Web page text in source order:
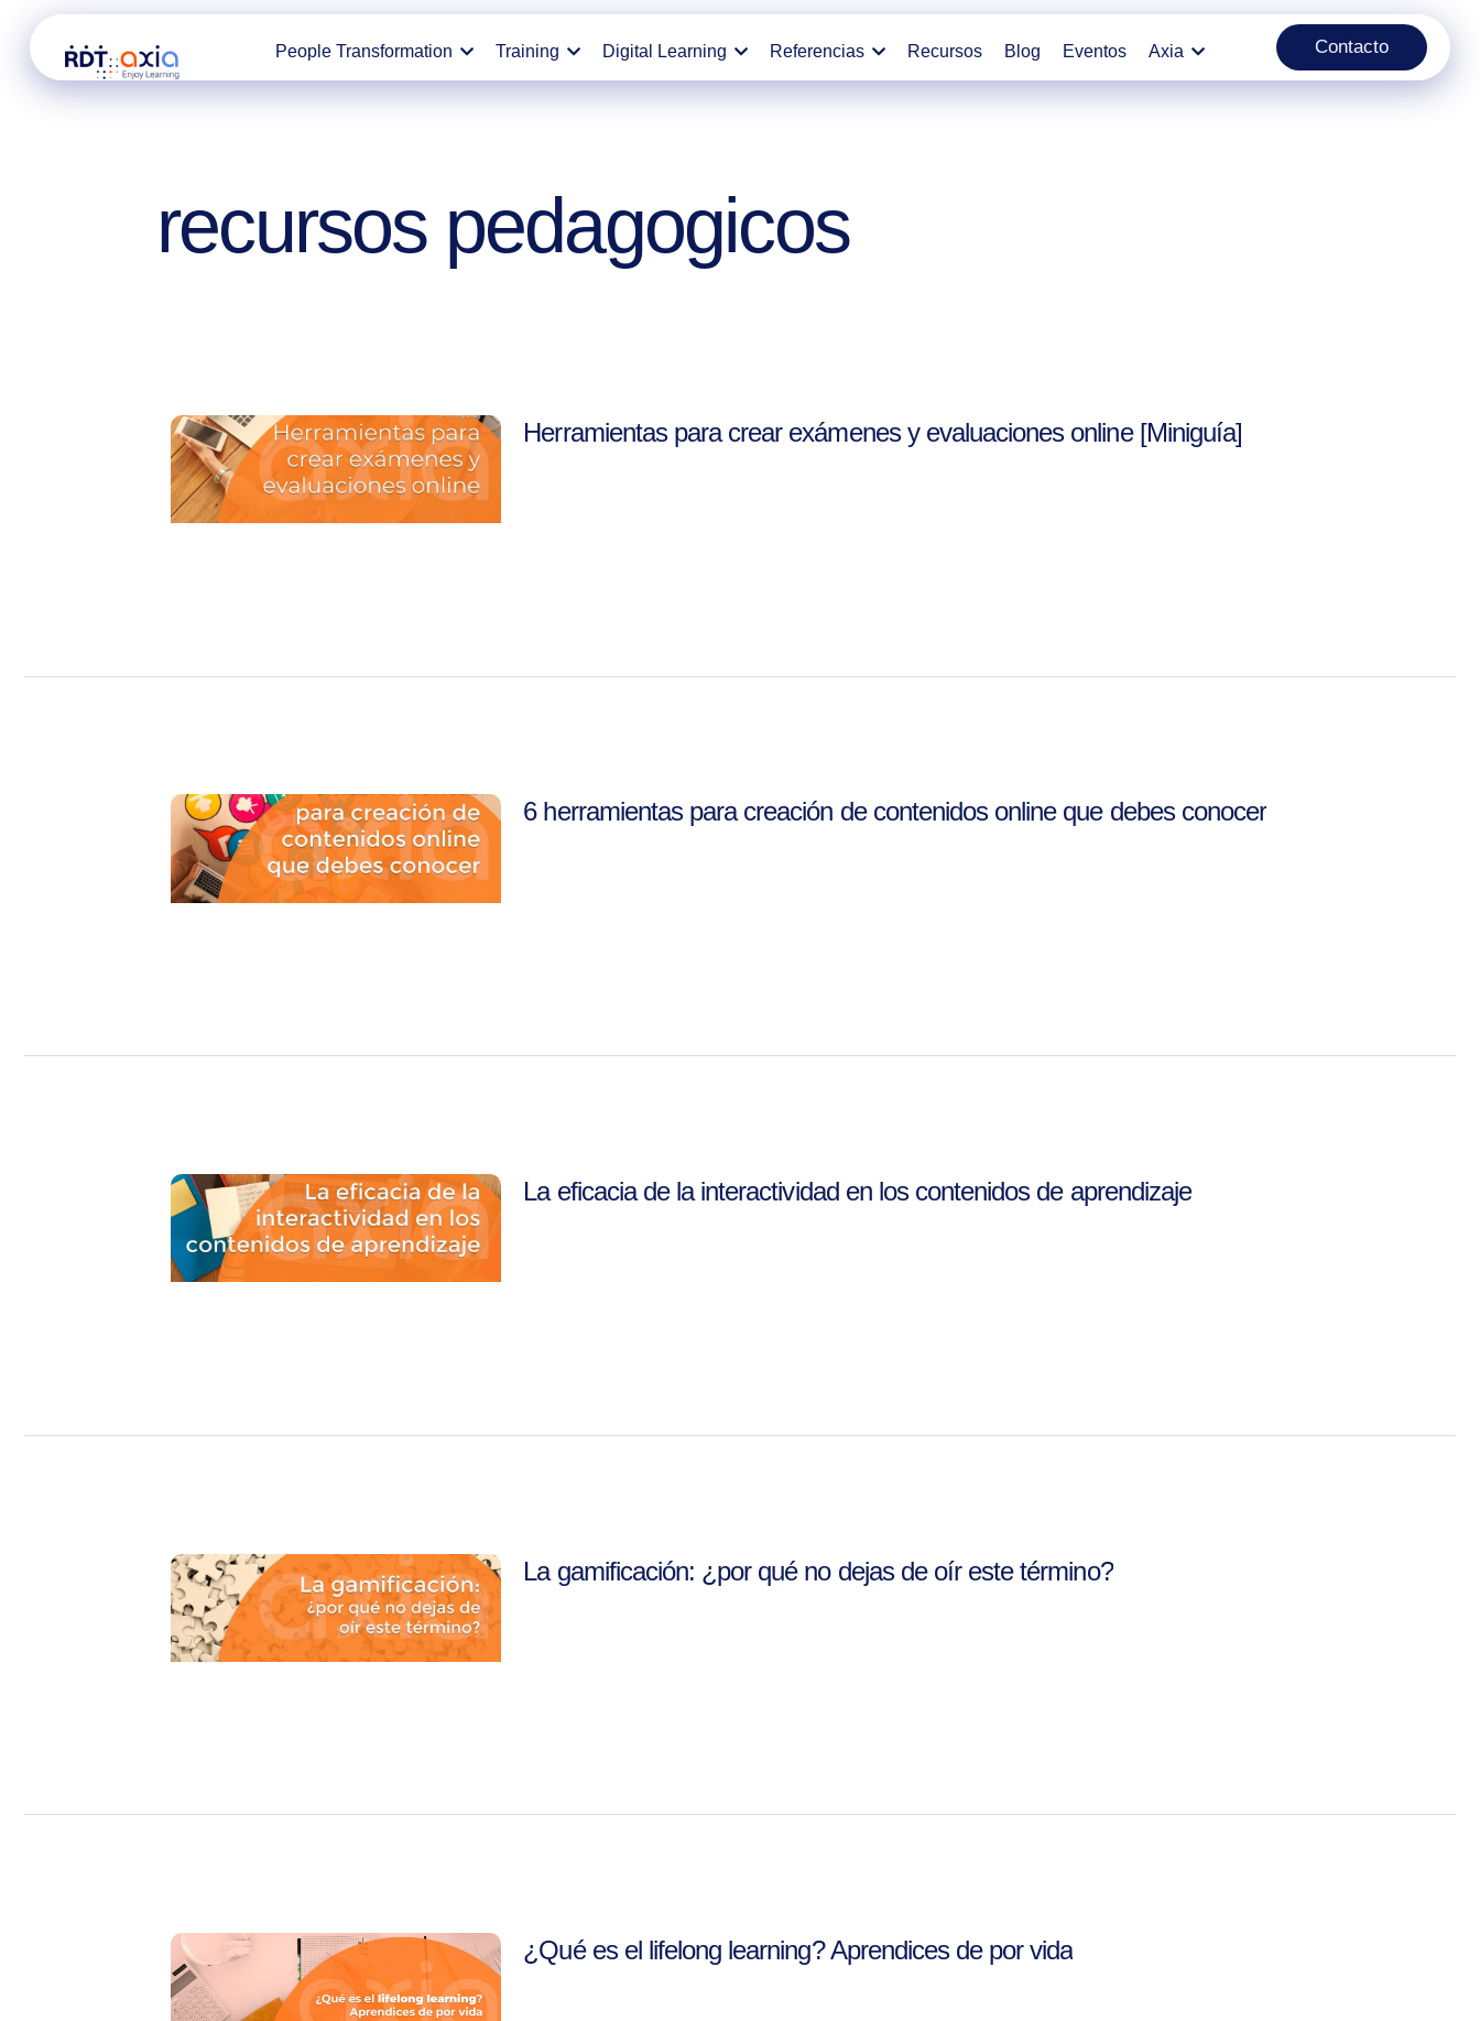
People Transformation Training Digital Learning Referencias Recursos Blog Eventos Axia Contacto
recursos pedagogicos
Herramientas para crear exámenes y evaluaciones online [Miniguía]
6 herramientas para creación de contenidos online que debes conocer
La eficacia de la interactividad en los contenidos de aprendizaje
La gamificación: ¿por qué no dejas de oír este término?
¿Qué es el lifelong learning? Aprendices de por vida